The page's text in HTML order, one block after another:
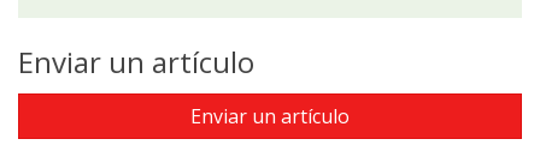
Enviar un artículo
Enviar un artículo